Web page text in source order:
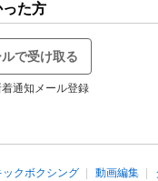
た方
で受け取る
通知メール登録
ックボクシング 動画編集